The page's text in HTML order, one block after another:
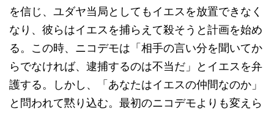
を信じ、ユダヤ当局としてもイエスを放置できなく
なり、彼らはイエスを捕らえて殺そうと計画を始め
る。この時、ニコデモは「相手の言い分を聞いてか
らでなければ、逮捕するのは不当だ」とイエスを弁
護する。しかし、「あなたはイエスの仲間なのか」
と問われて黙り込む。最初のニコデモよりも変えら